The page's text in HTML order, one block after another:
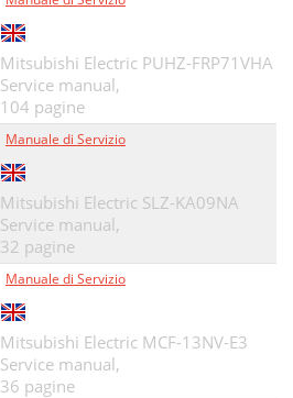
Mitsubishi Electric PUHZ-FRP71VHA
Service manual,
104 pagine
Manuale di Servizio
Mitsubishi Electric SLZ-KA09NA
Service manual,
32 pagine
Manuale di Servizio
Mitsubishi Electric MCF-13NV-E3
Service manual,
36 pagine